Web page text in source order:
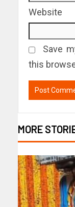
Website
Save
this
MORE